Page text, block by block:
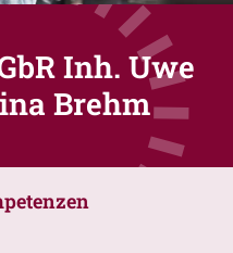
Inh. Uwe
Brehm